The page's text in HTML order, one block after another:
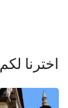
اخترنا لكم